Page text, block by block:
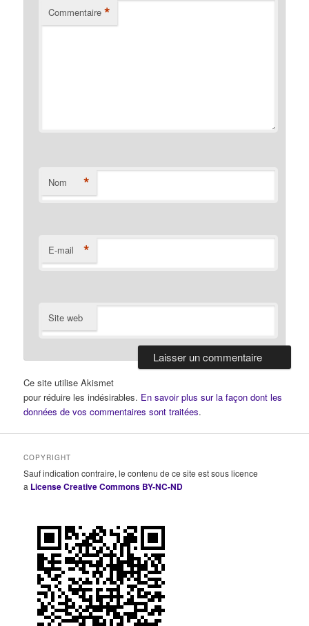
Commentaire *
Nom *
E-mail *
Site web
Ce site utilise Akismet
pour réduire les indésirables. En savoir plus sur la façon dont les
données de vos commentaires sont traitées.
COPYRIGHT
Sauf indication contraire, le contenu de ce site est sous licence
a License Creative Commons BY-NC-ND